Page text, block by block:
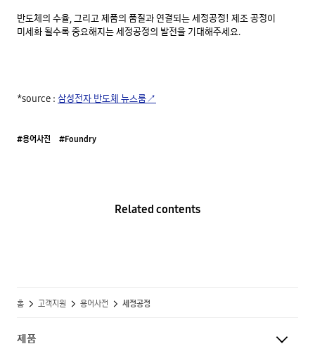
반도체의 수율, 그리고 제품의 품질과 연결되는 세정공정! 제조 공정이
*source : 삼성전자 반도체 뉴스룸↗
#용어사전 #Foundry
Related contents
홈 고객지원 용어사전 세정공정
제품